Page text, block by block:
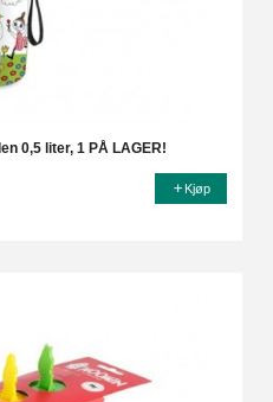
0,5 liter, 1 PÅ LAGER!
Kjøp